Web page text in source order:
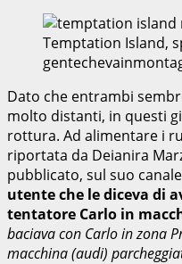
Temptation Island,
Dato che entrambi
molto distanti, in questi
rottura. Ad alimentare i
riportata da Deianira
pubblicato, sul suo
utente che le diceva di
tentatore Carlo in
baciava con Carlo in zona
macchina (audi)